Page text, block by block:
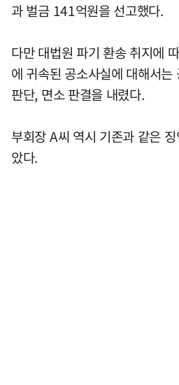
과 벌금 141억원을 선고했다.
다만 대법원 파기 환송 취지에
에 귀속된 공소사실에 대해서
판단, 면소 판결을 내렸다.
부회장 A씨 역시 기존과 같은
았다.